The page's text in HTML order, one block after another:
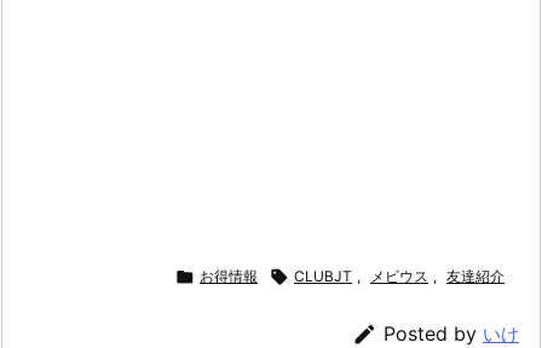
 お得情報  CLUBJT , メビウス , 友達紹介
 Posted by いけ